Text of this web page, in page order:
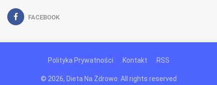
FACEBOOK
Polityka Prywatności Kontakt RSS
© 2026, Dieta Na Zdrowo. All rights reserved